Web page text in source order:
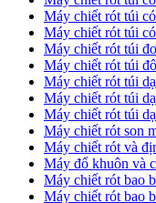
Máy chiết rót túi
Máy chiết rót túi
Máy chiết rót túi
Máy chiết rót túi
Máy chiết rót túi
Máy chiết rót túi
Máy chiết rót túi
Máy chiết rót son
Máy chiết rót và
Máy đổ khuôn và
Máy chiết rót bao
Máy chiết rót bao